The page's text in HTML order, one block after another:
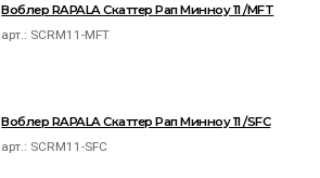
Воблер RAPALA Скаттер Рап Минноу 11 /MFT
арт.: SCRM11-MFT
Воблер RAPALA Скаттер Рап Минноу 11 /SFC
арт.: SCRM11-SFC